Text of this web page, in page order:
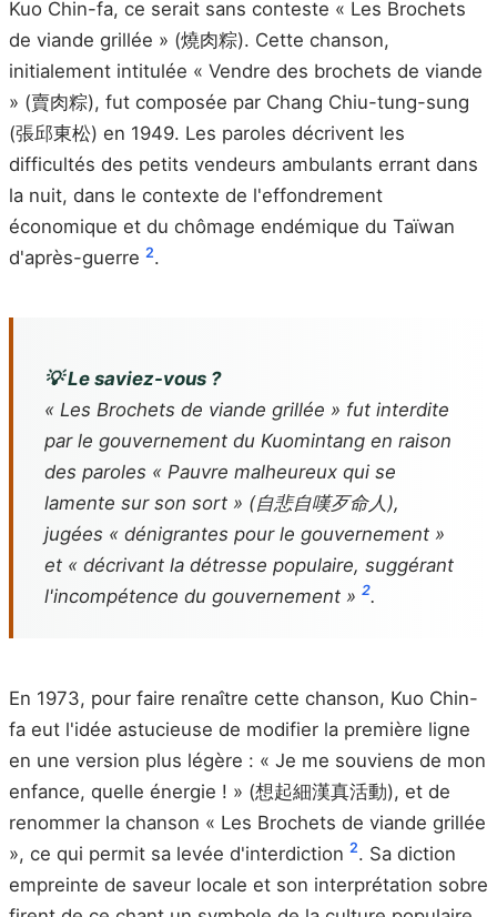
Kuo Chin-fa, ce serait sans conteste « Les Brochets
de viande grillée » (燒肉粽). Cette chanson,
initialement intitulée « Vendre des brochets de viande
» (賣肉粽), fut composée par Chang Chiu-tung-sung
(張邱東松) en 1949. Les paroles décrivent les
difficultés des petits vendeurs ambulants errant dans
la nuit, dans le contexte de l'effondrement
économique et du chômage endémique du Taïwan
d'après-guerre 2.
💡 Le saviez-vous ?
« Les Brochets de viande grillée » fut interdite
par le gouvernement du Kuomintang en raison
des paroles « Pauvre malheureux qui se
lamente sur son sort » (自悲自嘆歹命人),
jugées « dénigrantes pour le gouvernement »
et « décrivant la détresse populaire, suggérant
l'incompétence du gouvernement » 2.
En 1973, pour faire renaître cette chanson, Kuo Chin-
fa eut l'idée astucieuse de modifier la première ligne
en une version plus légère : « Je me souviens de mon
enfance, quelle énergie ! » (想起細漢真活動), et de
renommer la chanson « Les Brochets de viande grillée
», ce qui permit sa levée d'interdiction 2. Sa diction
empreinte de saveur locale et son interprétation sobre